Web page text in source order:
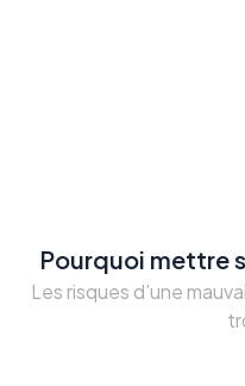
Pourquoi mettre
Les risques d’une